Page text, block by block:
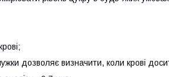
дозволяє визначити, коли крові